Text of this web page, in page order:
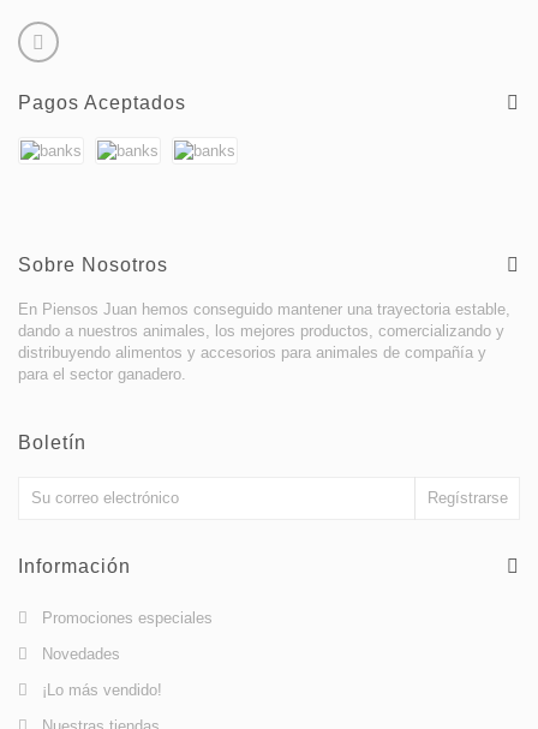
Pagos Aceptados
Sobre Nosotros
En Piensos Juan hemos conseguido mantener una trayectoria estable,
dando a nuestros animales, los mejores productos, comercializando y
distribuyendo alimentos y accesorios para animales de compañía y
para el sector ganadero.
Boletín
Información
Promociones especiales
Novedades
¡Lo más vendido!